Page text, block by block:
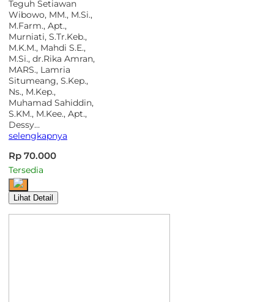
Teguh Setiawan
Wibowo, MM., M.Si.,
M.Farm., Apt.,
Murniati, S.Tr.Keb.,
M.K.M., Mahdi S.E.,
M.Si., dr.Rika Amran,
MARS., Lamria
Situmeang, S.Kep.,
Ns., M.Kep.,
Muhamad Sahiddin,
S.KM., M.Kee., Apt.,
Dessy…
selengkapnya
Rp 70.000
Tersedia
Lihat Detail